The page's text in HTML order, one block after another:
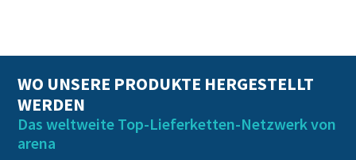
WO UNSERE PRODUKTE HERGESTELLT
WERDEN
Das weltweite Top-Lieferketten-Netzwerk von
arena